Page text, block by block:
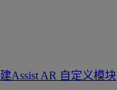
Assist AR 自定义模块